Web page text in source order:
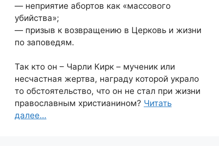
— неприятие абортов как «массового
убийства»;
— призыв к возвращению в Церковь и жизни
по заповедям.
Так кто он – Чарли Кирк – мученик или
несчастная жертва, награду которой украло
то обстоятельство, что он не стал при жизни
православным христианином? Читать
далее…